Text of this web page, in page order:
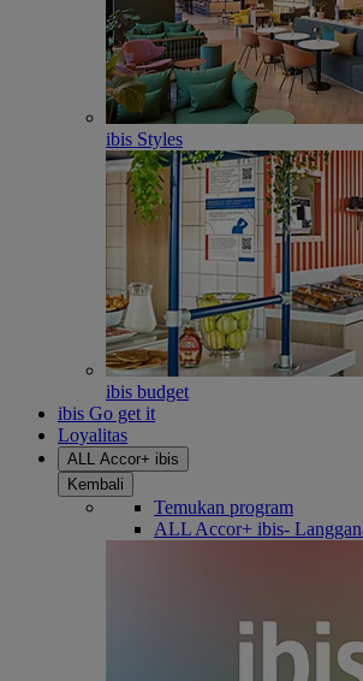
ibis Styles
ibis budget
ibis Go get it
Loyalitas
ALL Accor+ ibis
Kembali
Temukan program
ALL Accor+ ibis-